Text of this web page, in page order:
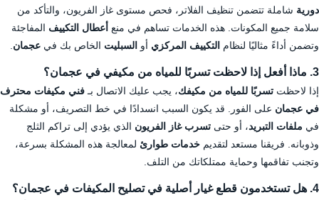
دورية شاملة تتضمن تنظيف الفلاتر، فحص مستوى غاز الفريون، والتأكد من
سلامة جميع المكونات. هذه الخدمات تساهم في منع أعطال التكييف المفاجئة
وتضمن أداءً مثاليًا لنظام التكييف المركزي أو السبليت الخاص بك في عجمان
3. ماذا أفعل إذا لاحظت تسربًا للمياه من مكيفي في عجمان؟
إذا لاحظت تسربًا للمياه من مكيفك، يجب عليك الاتصال بـ فني مكيفات محترف
في عجمان على الفور. قد يكون السبب انسدادًا في خط التصريف، أو مشكلة
في ملفات التبريد، أو حتى تسرب غاز الفريون الذي يؤدي إلى تراكم الثلج
وذوبانه. فريقنا مستعد لتقديم خدمات طوارئ لمعالجة هذه المشكلة بسرعة،
وتجنب تفاقمها وحماية ممتلكاتك من التلف.
4. هل تستخدمون قطع غيار أصلية في تصليح المكيفات في عجمان؟